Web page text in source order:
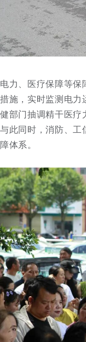
电力、医疗保障等
措施，实时监测电力
健部门抽调精干医疗
与此同时，消防、工
障体系。